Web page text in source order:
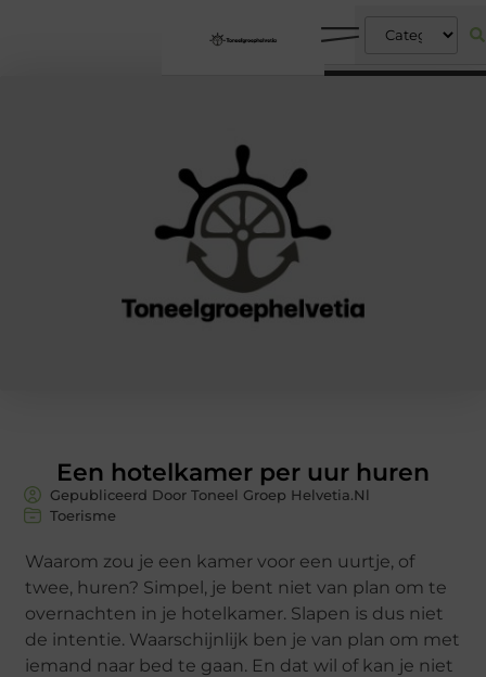
Een hotelkamer per uur huren
Gepubliceerd Door Toneel Groep Helvetia.nl
Toerisme
Waarom zou je een kamer voor een uurtje, of
twee, huren? Simpel, je bent niet van plan om te
overnachten in je hotelkamer. Slapen is dus niet
de intentie. Waarschijnlijk ben je van plan om met
iemand naar bed te gaan. En dat wil of kan je niet